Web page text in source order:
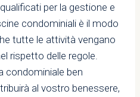
per la gestione e
condominiali è il modo
tutte le attività vengano
rispetto delle regole.
condominiale ben
al vostro benessere,